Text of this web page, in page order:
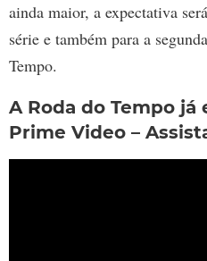
ainda maior, a expectativa
série e também para a
Tempo.
A Roda do Tempo
Prime Video –